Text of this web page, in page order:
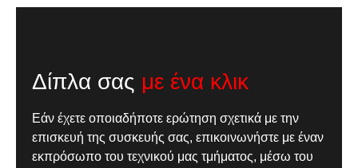
Δίπλα σας με ένα κλικ
Εάν έχετε οποιαδήποτε ερώτηση σχετικά με την
επισκευή της συσκευής σας, επικοινωνήστε με έναν
εκπρόσωπο του τεχνικού μας τμήματος, μέσω του